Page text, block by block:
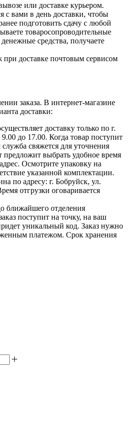
или доставке курьером.
с вами в день доставки, чтобы
подготовить сдачу с любой
товаросопроводительные
средства, получаете
доставке почтовым сервисом
заказа. В интернет-магазине
доставки:
доставку только по г.
до 17.00. Когда товар поступит
служба свяжется для уточнения
предложит выбрать удобное время
Осмотрите упаковку на
указанной комплектации.
по адресу: г. Бобруйск, ул.
отгрузки оговаривается
ближайшего отделения
поступит на точку, на ваш
уникальный код. Заказ нужно
платежом. Срок хранения